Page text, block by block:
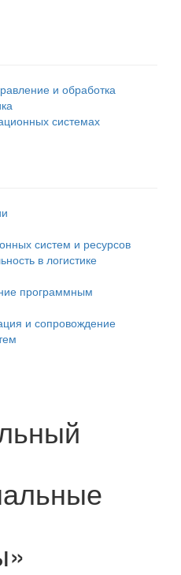
и обработка
системах
систем и ресурсов
в логистике
программным
и сопровождение